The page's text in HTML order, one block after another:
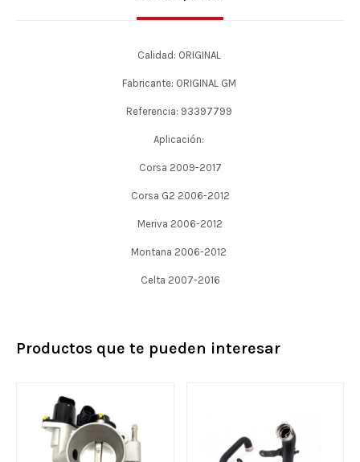
Calidad: ORIGINAL
Fabricante: ORIGINAL GM
Referencia: 93397799
Aplicación:
Corsa 2009-2017
Corsa G2 2006-2012
Meriva 2006-2012
Montana 2006-2012
Celta 2007-2016
Productos que te pueden interesar